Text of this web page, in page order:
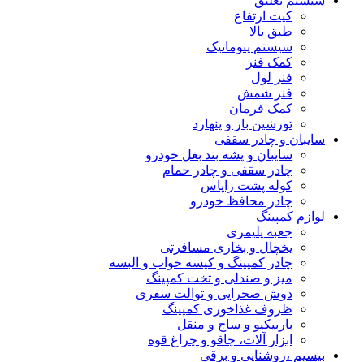
کیت ارتفاع
طبق بالا
سیستم پنوماتیک
کمک فنر
فنر لول
فنر شمش
کمک فرمان
تورشین بار و پنهارد
سایبان و چادر سقفی
سایبان و پشه بند بغل خودرو
چادر سقفی و چادر حمام
کوله پشت زاپاس
چادر محافظ خودرو
لوازم کمپینگ
جعبه پلیمری
یخچال و بخاری مسافرتی
چادر کمپینگ و کیسه خواب و البسه
میز و صندلی و تخت کمپینگ
دوش صحرایی و توالت سفری
ظروف غذاخوری کمپینگ
باربیکیو و ساج و منقل
ابزار آلات، چاقو و چراغ قوه
بیسیم ،روشنایی و برقی